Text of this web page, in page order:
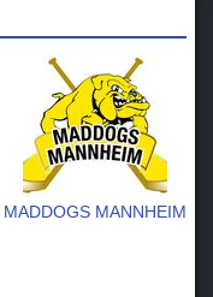
MADDOGS MANNHEIM